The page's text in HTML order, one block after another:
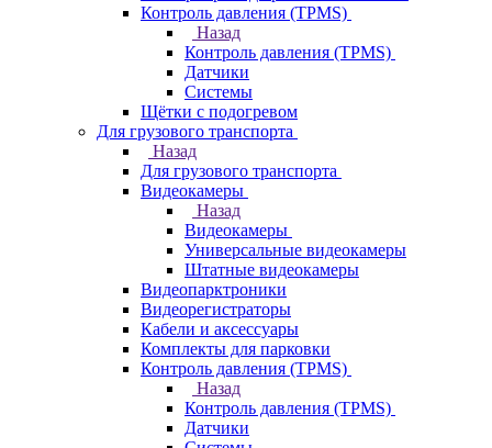
Контроль давления (TPMS)
Назад
Контроль давления (TPMS)
Датчики
Системы
Щётки с подогревом
Для грузового транспорта
Назад
Для грузового транспорта
Видеокамеры
Назад
Видеокамеры
Универсальные видеокамеры
Штатные видеокамеры
Видеопарктроники
Видеорегистраторы
Кабели и аксессуары
Комплекты для парковки
Контроль давления (TPMS)
Назад
Контроль давления (TPMS)
Датчики